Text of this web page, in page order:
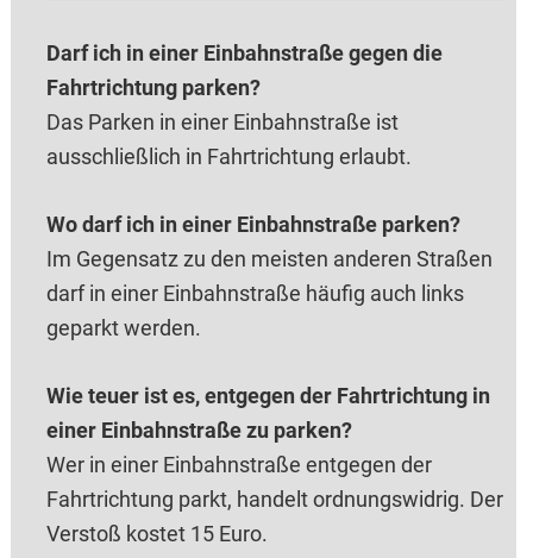
Darf ich in einer Einbahnstraße gegen die
Fahrtrichtung parken?
Das Parken in einer Einbahnstraße ist
ausschließlich in Fahrtrichtung erlaubt.
Wo darf ich in einer Einbahnstraße parken?
Im Gegensatz zu den meisten anderen Straßen
darf in einer Einbahnstraße häufig auch links
geparkt werden.
Wie teuer ist es, entgegen der Fahrtrichtung in
einer Einbahnstraße zu parken?
Wer in einer Einbahnstraße entgegen der
Fahrtrichtung parkt, handelt ordnungswidrig. Der
Verstoß kostet 15 Euro.